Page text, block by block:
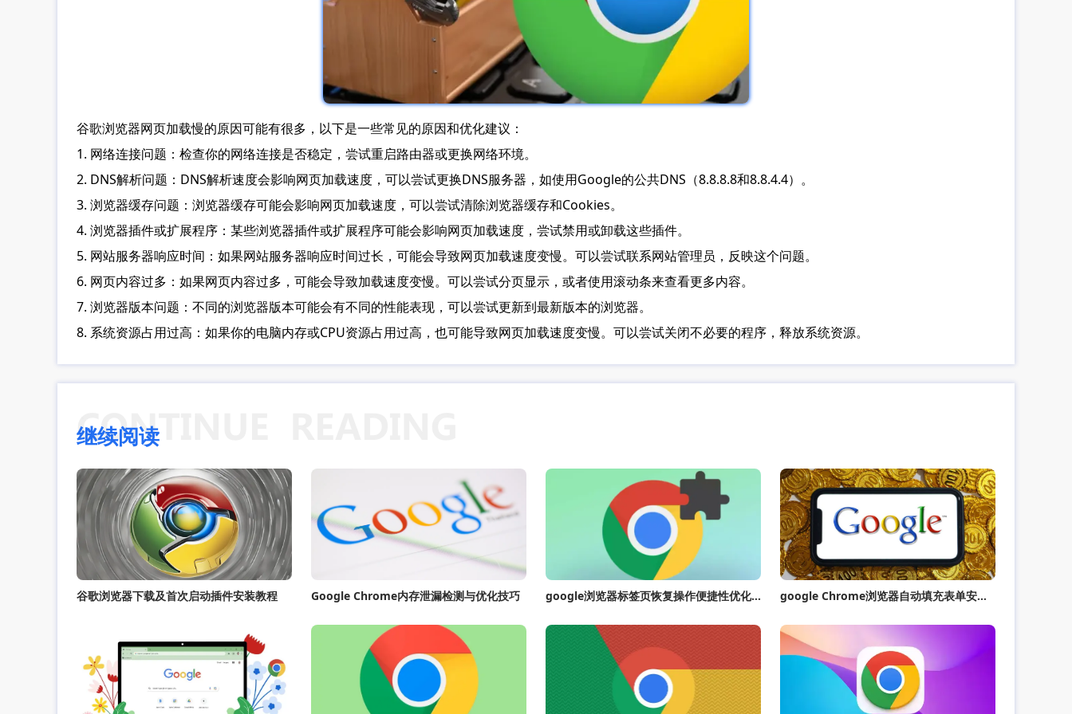
谷歌浏览器网页加载慢的原因可能有很多，以下是一些常见的原因和优化建议：
1. 网络连接问题：检查你的网络连接是否稳定，尝试重启路由器或更换网络环境。
2. DNS解析问题：DNS解析速度会影响网页加载速度，可以尝试更换DNS服务器，如使用Google的公共DNS（8.8.8.8和8.8.4.4）。
3. 浏览器缓存问题：浏览器缓存可能会影响网页加载速度，可以尝试清除浏览器缓存和Cookies。
4. 浏览器插件或扩展程序：某些浏览器插件或扩展程序可能会影响网页加载速度，尝试禁用或卸载这些插件。
5. 网站服务器响应时间：如果网站服务器响应时间过长，可能会导致网页加载速度变慢。可以尝试联系网站管理员，反映这个问题。
6. 网页内容过多：如果网页内容过多，可能会导致加载速度变慢。可以尝试分页显示，或者使用滚动条来查看更多内容。
7. 浏览器版本问题：不同的浏览器版本可能会有不同的性能表现，可以尝试更新到最新版本的浏览器。
8. 系统资源占用过高：如果你的电脑内存或CPU资源占用过高，也可能导致网页加载速度变慢。可以尝试关闭不必要的程序，释放系统资源。
继续阅读
谷歌浏览器下载及首次启动插件安装教程 Google Chrome内存泄漏检测与优化技巧 google浏览器标签页恢复操作便捷性优化方法 google Chrome浏览器自动填充表单安全分析